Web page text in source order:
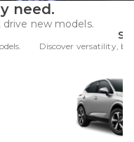
need.
new models.
Discover versatility,